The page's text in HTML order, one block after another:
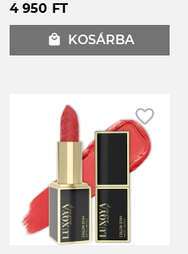
4 950 FT
local_mall KOSÁRBA
favorite_border